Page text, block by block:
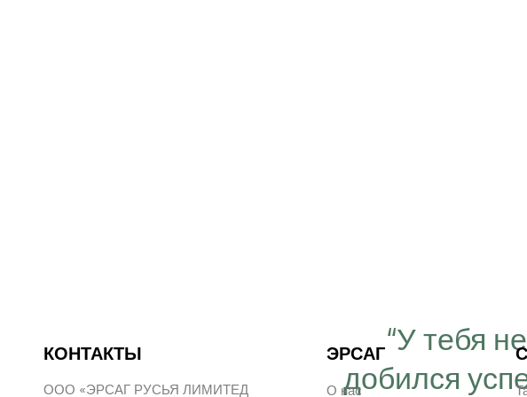
передавая
“У тебя
добился
КОНТАКТЫ
ООО «ЭРСАГ РУСЬЯ ЛИМИТЕД
ЭРСАГ
О нас